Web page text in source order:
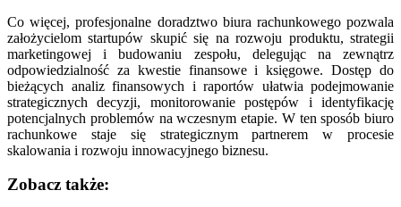
Co więcej, profesjonalne doradztwo biura rachunkowego pozwala
założycielom startupów skupić się na rozwoju produktu, strategii
marketingowej i budowaniu zespołu, delegując na zewnątrz
odpowiedzialność za kwestie finansowe i księgowe. Dostęp do
bieżących analiz finansowych i raportów ułatwia podejmowanie
strategicznych decyzji, monitorowanie postępów i identyfikację
potencjalnych problemów na wczesnym etapie. W ten sposób biuro
rachunkowe staje się strategicznym partnerem w procesie
skalowania i rozwoju innowacyjnego biznesu.
Zobacz także: